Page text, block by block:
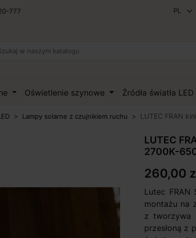
777
Oświetlenie szynowe Źródła światła LED
Lampy solarne z czujnikiem ruchu LUTEC FRAN
LUTEC
2700K-
260,00
Lutec FRAN
montażu na
z tworzywa
przesłoną z